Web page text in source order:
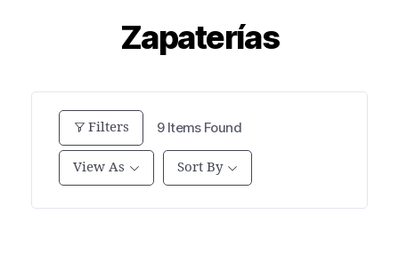
Zapaterías
Filters 9Items Found
View As Sort By